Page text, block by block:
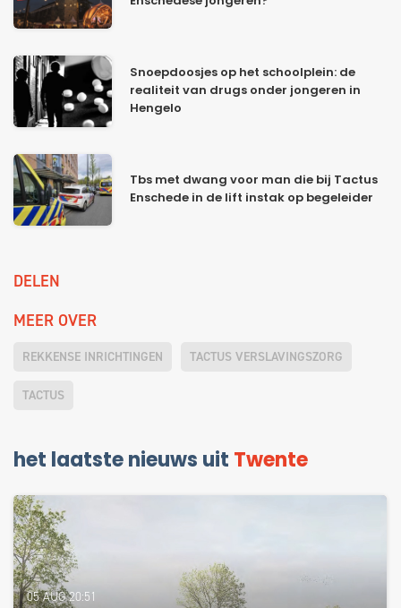
Snoepdoosjes op het schoolplein: de
realiteit van drugs onder jongeren in
Hengelo
Tbs met dwang voor man die bij Tactus
Enschede in de lift instak op begeleider
DELEN
MEER OVER
REKKENSE INRICHTINGEN TACTUS VERSLAVINGSZORG
TACTUS
het laatste nieuws uit Twente
05 AUG 20:51